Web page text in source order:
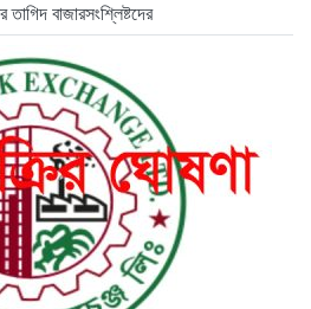
তাগিদ বাজারসংশ্লিষ্টদের